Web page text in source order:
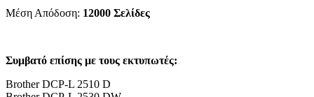
Μέση Απόδοση: 12000 Σελίδες
Συμβατό επίσης με τους εκτυπωτές:
Brother DCP-L 2510 D